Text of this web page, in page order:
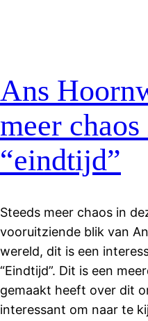
Ans
meer
“eindtijd”
Steeds meer chaos in
vooruitziende blik van
wereld, dit is een
“Eindtijd”. Dit is een
gemaakt heeft over dit
interessant om naar te